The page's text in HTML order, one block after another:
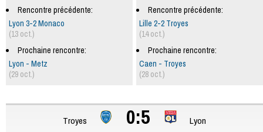
Rencontre précédente:
Lille 2-2 Troyes
(14 oct.)
Prochaine rencontre:
Caen - Troyes
(28 oct.)
Rencontre précédente:
Lyon 3-2 Monaco
(13 oct.)
Prochaine rencontre:
Lyon - Metz
(29 oct.)
Troyes 0:5
Lyon